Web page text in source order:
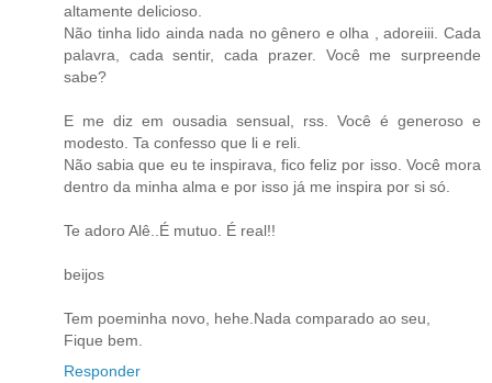
altamente delicioso.
Não tinha lido ainda nada no gênero e olha , adoreiii. Cada
palavra, cada sentir, cada prazer. Você me surpreende
sabe?
E me diz em ousadia sensual, rss. Você é generoso e
modesto. Ta confesso que li e reli.
Não sabia que eu te inspirava, fico feliz por isso. Você mora
dentro da minha alma e por isso já me inspira por si só.
Te adoro Alê..É mutuo. É real!!
beijos
Tem poeminha novo, hehe.Nada comparado ao seu,
Fique bem.
Responder